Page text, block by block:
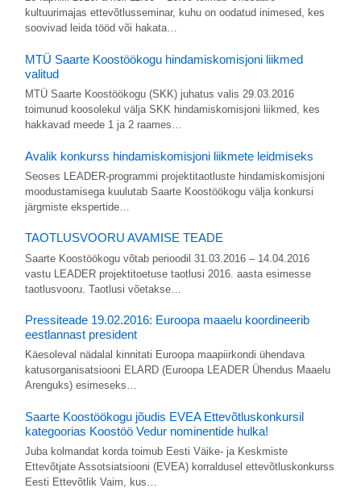
kultuurimajas ettevõtlusseminar, kuhu on oodatud inimesed, kes
soovivad leida tööd või hakata…
MTÜ Saarte Koostöökogu hindamiskomisjoni liikmed
valitud
MTÜ Saarte Koostöökogu (SKK) juhatus valis 29.03.2016
toimunud koosolekul välja SKK hindamiskomisjoni liikmed, kes
hakkavad meede 1 ja 2 raames…
Avalik konkurss hindamiskomisjoni liikmete leidmiseks
Seoses LEADER-programmi projektitaotluste hindamiskomisjoni
moodustamisega kuulutab Saarte Koostöökogu välja konkursi
järgmiste ekspertide…
TAOTLUSVOORU AVAMISE TEADE
Saarte Koostöökogu võtab perioodil 31.03.2016 – 14.04.2016
vastu LEADER projektitoetuse taotlusi 2016. aasta esimesse
taotlusvooru. Taotlusi võetakse…
Pressiteade 19.02.2016: Euroopa maaelu koordineerib
eestlannast president
Käesoleval nädalal kinnitati Euroopa maapiirkondi ühendava
katusorganisatsiooni ELARD (Euroopa LEADER Ühendus Maaelu
Arenguks) esimeseks…
Saarte Koostöökogu jõudis EVEA Ettevõtluskonkursil
kategoorias Koostöö Vedur nominentide hulka!
Juba kolmandat korda toimub Eesti Väike- ja Keskmiste
Ettevõtjate Assotsiatsiooni (EVEA) korraldusel ettevõtluskonkurss
Eesti Ettevõtlik Vaim, kus…